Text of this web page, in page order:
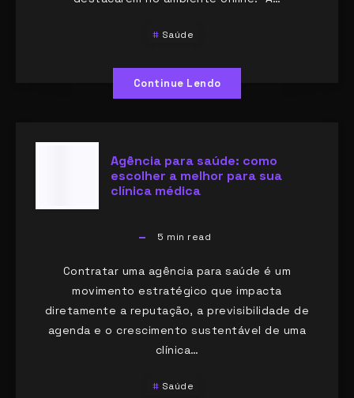
Saúde
Continue Lendo
Agência para saúde: como
escolher a melhor para sua
clínica médica
5 min read
Contratar uma agência para saúde é um
movimento estratégico que impacta
diretamente a reputação, a previsibilidade de
agenda e o crescimento sustentável de uma
clínica…
Saúde